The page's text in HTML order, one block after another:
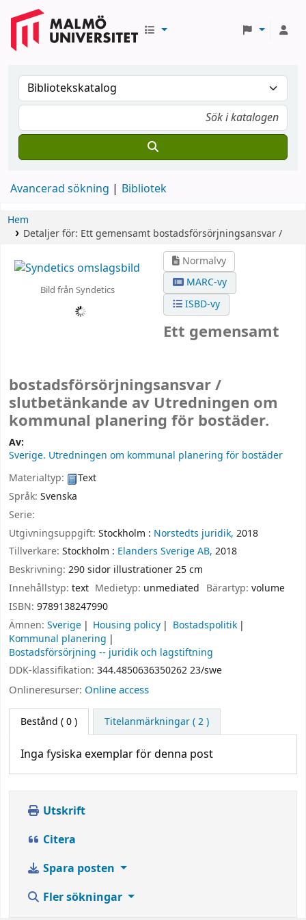
Avancerad sökning Bibliotek
Hem
Detaljer för: Ett gemensamt bostadsförsörjningsansvar /
Bild från Syndetics
Normalvy
MARC-vy
ISBD-vy
Ett gemensamt
bostadsförsörjningsansvar /
slutbetänkande av Utredningen om
kommunal planering för bostäder.
Av:
Sverige. Utredningen om kommunal planering för bostäder
Materialtyp:
Text
Språk: Svenska
Serie:
Utgivningsuppgift: Stockholm : Norstedts juridik, 2018
Tillverkare: Stockholm : Elanders Sverige AB, 2018
Beskrivning: 290 sidor illustrationer 25 cm
Innehållstyp: text Medietyp: unmediated Bärartyp: volume
ISBN: 9789138247990
Ämnen: Sverige Housing policy
Bostadspolitik
Kommunal planering
Bostadsförsörjning -- juridik och lagstiftning
DDK-klassifikation: 344.4850636350262 23/swe
Onlineresurser: Online access
Bestånd ( 0 ) Titelanmärkningar ( 2 )
Inga fysiska exemplar för denna post
Utskrift
Citera
Spara posten
Fler sökningar